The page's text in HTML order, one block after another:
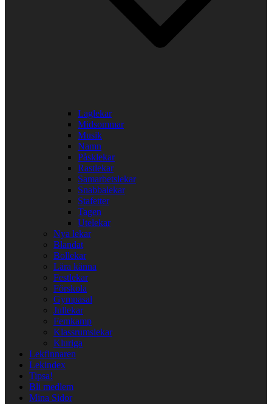
Laglekar
Midsommar
Musik
Namn
Påsklekar
Rastlekar
Samarbetslekar
Snabbalekar
Stafetter
Tagen
Utelekar
Nya lekar
Blandat
Bollekar
Lära känna
Festlekar
Förskola
Gympasal
Jullekar
Femkamp
Klassrumslekar
Kluriga
Lekfinnaren
Lekindex
Tipsa!
Bli medlem
Mina Sidor